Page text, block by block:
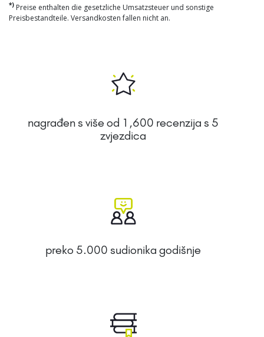
*) Preise enthalten die gesetzliche Umsatzsteuer und sonstige
Preisbestandteile. Versandkosten fallen nicht an.
nagrađen s više od 1,600 recenzija s 5
zvjezdica
preko 5.000 sudionika godišnje